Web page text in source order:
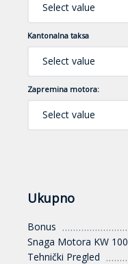
Select value
Kantonalna taksa
Select value
Zapremina motora:
Select value
Ukupno
Bonus
Snaga Motora KW
Tehnički Pregled